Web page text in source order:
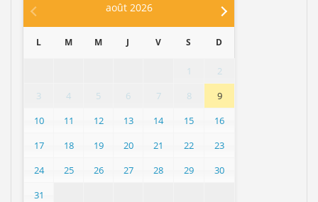
août 2026
L M M J V S D
1
2
3
4 5 6 7 8
9
10
11 12 13 14 15
16
17
18 19 20 21 22
23
24
25 26 27 28 29
30
31